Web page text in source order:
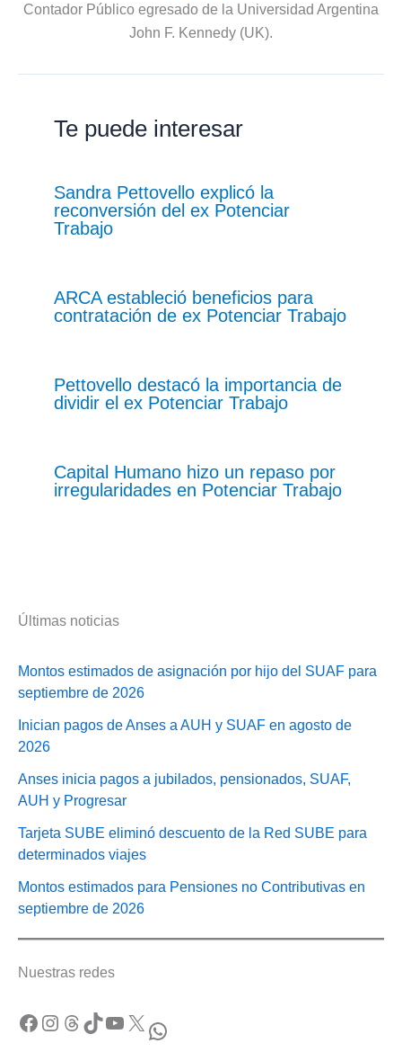
Contador Público egresado de la Universidad Argentina
John F. Kennedy (UK).
Te puede interesar
Sandra Pettovello explicó la
reconversión del ex Potenciar
Trabajo
ARCA estableció beneficios para
contratación de ex Potenciar Trabajo
Pettovello destacó la importancia de
dividir el ex Potenciar Trabajo
Capital Humano hizo un repaso por
irregularidades en Potenciar Trabajo
Últimas noticias
Montos estimados de asignación por hijo del SUAF para
septiembre de 2026
Inician pagos de Anses a AUH y SUAF en agosto de
2026
Anses inicia pagos a jubilados, pensionados, SUAF,
AUH y Progresar
Tarjeta SUBE eliminó descuento de la Red SUBE para
determinados viajes
Montos estimados para Pensiones no Contributivas en
septiembre de 2026
Nuestras redes
Facebook Instagram Threads TikTok YouTube X WhatsApp